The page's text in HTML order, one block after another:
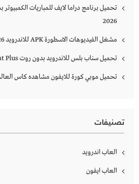
تحميل برنامج دراما لايف للمباريات
2026
مشغل الفيديوهات الاسطورة APK للاندرويد 2026 مجانا
تحميل سناب بلس للاندرويد بدون روت Snapchat Plus‏ عربي 2026
تحميل موبي كورة للايفون مشاهده كاس العالم 2026
تصنيفات
العاب اندرويد
العاب ايفون